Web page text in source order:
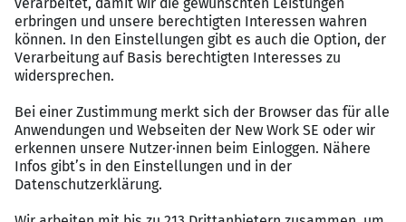
Das zeichnet Dich aus:
Starte Dein Studium an der IU mit (Fach-)Abitur,
einem qualifizierten Berufsabschluss oder als
staatl. gepr. Techniker:in/Betriebswirt:in
Du kannst Deutschkenntnisse gemäß
Sprachniveau B2 nachweisen